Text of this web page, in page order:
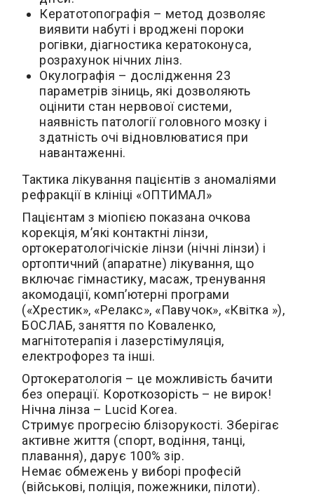
Кератотопографія – метод дозволяє
виявити набуті і вроджені пороки
рогівки, діагностика кератоконуса,
розрахунок нічних лінз.
Окулографія – дослідження 23
параметрів зіниць, які дозволяють
оцінити стан нервової системи,
наявність патології головного мозку і
здатність очі відновлюватися при
навантаженні.
Тактика лікування пацієнтів з аномаліями
рефракції в клініці «ОПТИМАЛ»
Пацієнтам з міопією показана очкова
корекція, м’які контактні лінзи,
ортокератологічіскіе лінзи (нічні лінзи) і
ортоптичний (апаратне) лікування, що
включає гімнастику, масаж, тренування
акомодації, комп’ютерні програми
(«Хрестик», «Релакс», «Павучок», «Квітка »),
БОСЛАБ, заняття по Коваленко,
магнітотерапія і лазерстімуляція,
електрофорез та інші.
Ортокератологія – це можливість бачити
без операції. Короткозорість – не вирок!
Нічна лінза – Lucid Korea.
Стримує прогресію блізорукості. Зберігає
активне життя (спорт, водіння, танці,
плавання), дарує 100% зір.
Немає обмежень у виборі професій
(військові, поліція, пожежники, пілоти).